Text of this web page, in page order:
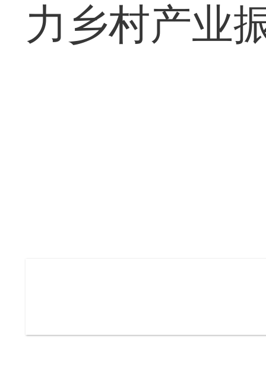
力乡村产业